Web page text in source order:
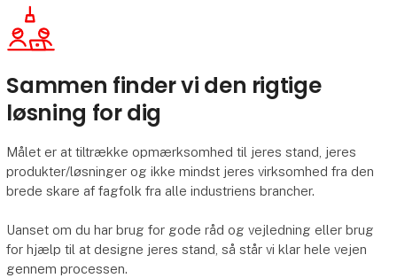
Sammen finder vi den rigtige
løsning for dig
Målet er at tiltrække opmærksomhed til jeres stand, jeres
produkter/løsninger og ikke mindst jeres virksomhed fra den
brede skare af fagfolk fra alle industriens brancher.
Uanset om du har brug for gode råd og vejledning eller brug
for hjælp til at designe jeres stand, så står vi klar hele vejen
gennem processen.